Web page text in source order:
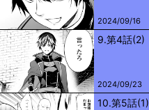
2024/09/16
9.第4話(2)
2024/09/23
10.第5話(1)